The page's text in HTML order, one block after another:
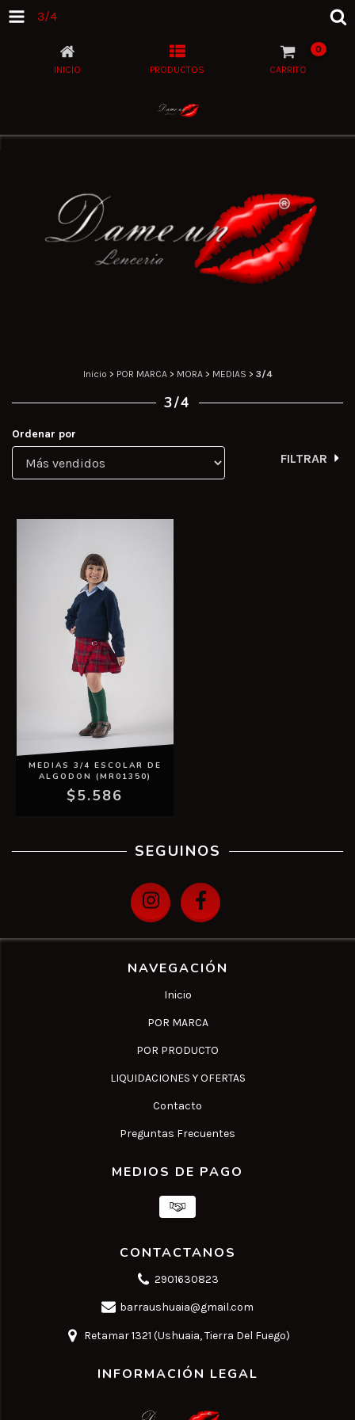
3/4
INICIO PRODUCTOS CARRITO
0
Inicio > POR MARCA > MORA > MEDIAS > 3/4
3/4
Ordenar por
FILTRAR
MEDIAS 3/4 ESCOLAR DE
ALGODON (MR01350)
$5.586
SEGUINOS
NAVEGACIÓN
Inicio
POR MARCA
POR PRODUCTO
LIQUIDACIONES Y OFERTAS
Contacto
Preguntas Frecuentes
MEDIOS DE PAGO
CONTACTANOS
2901630823
barraushuaia@gmail.com
Retamar 1321 (Ushuaia, Tierra Del Fuego)
INFORMACIÓN LEGAL